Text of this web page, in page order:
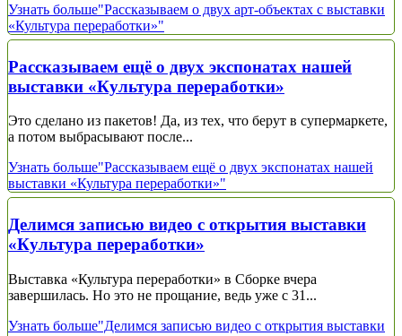
Узнать больше"Рассказываем о двух арт-объектах с выставки
«Культура переработки»"
Рассказываем ещё о двух экспонатах нашей
выставки «Культура переработки»
Это сделано из пакетов! Да, из тех, что берут в супермаркете,
а потом выбрасывают после...
Узнать больше"Рассказываем ещё о двух экспонатах нашей
выставки «Культура переработки»"
Делимся записью видео с открытия выставки
«Культура переработки»
Выставка «Культура переработки» в Сборке вчера
завершилась. Но это не прощание, ведь уже с 31...
Узнать больше"Делимся записью видео с открытия выставки